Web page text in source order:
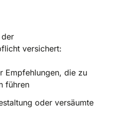
der
versichert:
Empfehlungen, die zu
führen
oder versäumte